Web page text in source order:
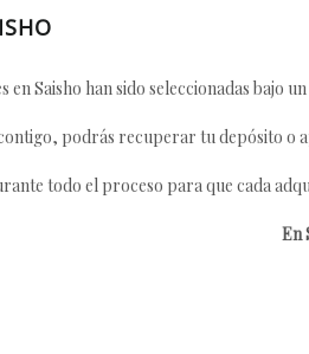
en Saisho han sido seleccionadas bajo
podrás recuperar tu depósito o
todo el proceso para que cada
En